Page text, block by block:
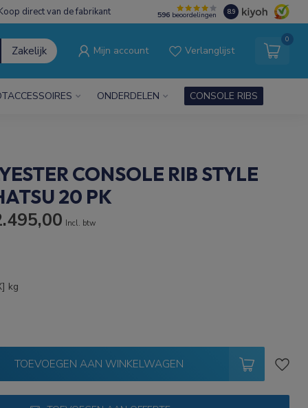
direct van de fabrikant 596 beoordelingen 8.9
Zakelijk Mijn account Verlanglijst
0
ONDERDELEN CONSOLE RIBS
CONSOLE RIB STYLE
20 PK
Incl. btw
kg
TOEVOEGEN AAN WINKELWAGEN